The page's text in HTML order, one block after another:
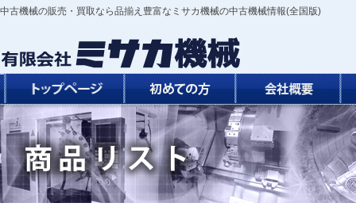
中古機械の販売・買取なら品揃え豊富なミサカ機械の中古機械情報(全国版)